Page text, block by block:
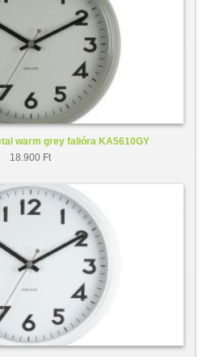
warm grey falióra KA5610GY
18.900 Ft